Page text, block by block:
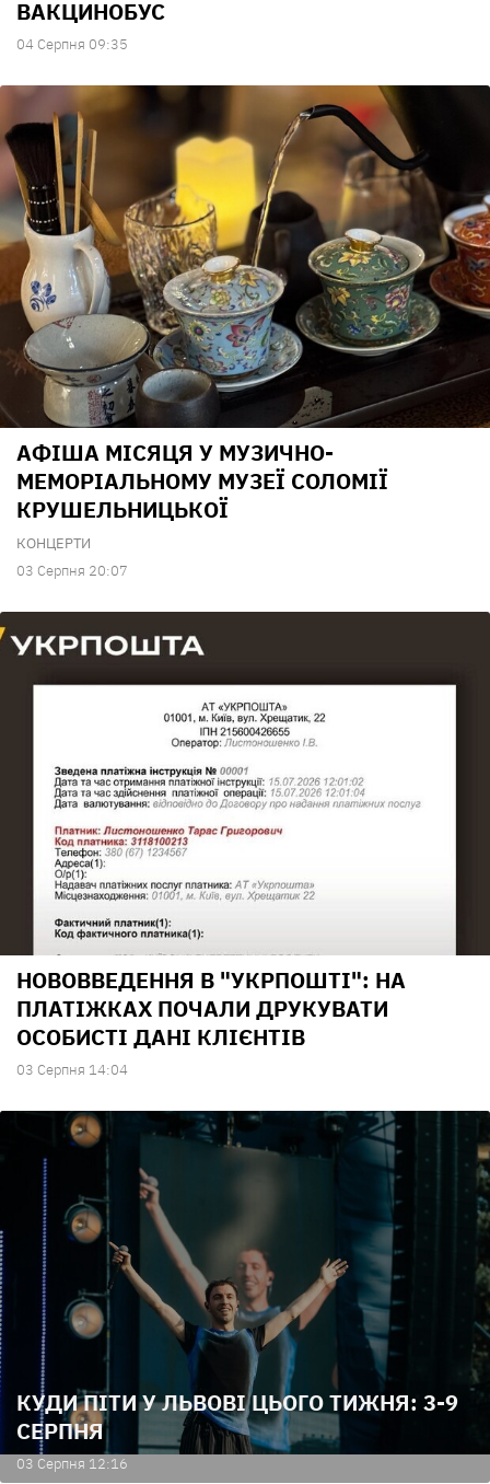
ВАКЦИНОБУС
04 Серпня 09:35
АФІША МІСЯЦЯ У МУЗИЧНО-
МЕМОРІАЛЬНОМУ МУЗЕЇ СОЛОМІЇ
КРУШЕЛЬНИЦЬКОЇ
КОНЦЕРТИ
03 Серпня 20:07
НОВОВВЕДЕННЯ В "УКРПОШТІ": НА
ПЛАТІЖКАХ ПОЧАЛИ ДРУКУВАТИ
ОСОБИСТІ ДАНІ КЛІЄНТІВ
03 Серпня 14:04
КУДИ ПІТИ У ЛЬВОВІ ЦЬОГО ТИЖНЯ: 3-9
СЕРПНЯ
03 Серпня 12:16